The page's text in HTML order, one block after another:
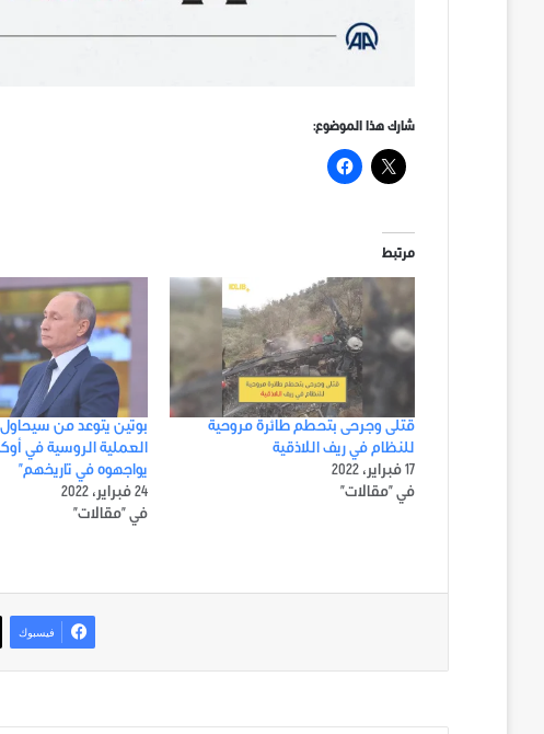
شارك هذا الموضوع:
مرتبط
قتلى وجرحى بتحطم طائرة مروحية
للنظام في ريف اللاذقية
17 فبراير، 2022
في "مقالات"
بوتين يتوعد من سيحاول
العملية الروسية في
يواجهوه في تاريخهم”
24 فبراير، 2022
في "مقالات"
فيسبوك